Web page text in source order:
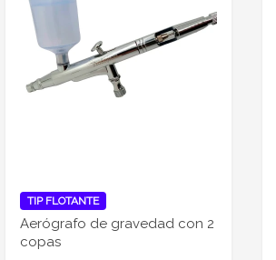
TIP FLOTANTE
Aerógrafo de gravedad con 2
copas